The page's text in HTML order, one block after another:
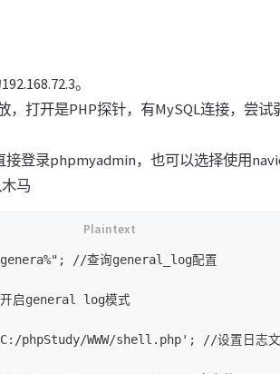
。
，打开是PHP探针，有MySQL连接，尝试
登录phpmyadmin，也可以选择使用
马
//查询general_log配置
general log模式
WWW/shell.php'; //设置日志文